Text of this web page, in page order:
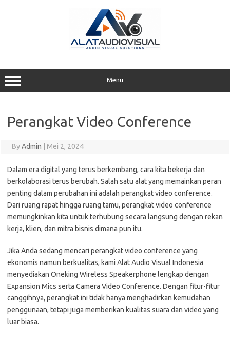
Menu
Perangkat Video Conference
ByAdmin Mei 2, 2024
Dalam era digital yang terus berkembang, cara kita bekerja dan
berkolaborasi terus berubah. Salah satu alat yang memainkan peran
penting dalam perubahan ini adalah perangkat video conference.
Dari ruang rapat hingga ruang tamu, perangkat video conference
memungkinkan kita untuk terhubung secara langsung dengan rekan
kerja, klien, dan mitra bisnis dimana pun itu.
Jika Anda sedang mencari perangkat video conference yang
ekonomis namun berkualitas, kami Alat Audio Visual Indonesia
menyediakan Oneking Wireless Speakerphone lengkap dengan
Expansion Mics serta Camera Video Conference. Dengan fitur-fitur
canggihnya, perangkat ini tidak hanya menghadirkan kemudahan
penggunaan, tetapi juga memberikan kualitas suara dan video yang
luar biasa.